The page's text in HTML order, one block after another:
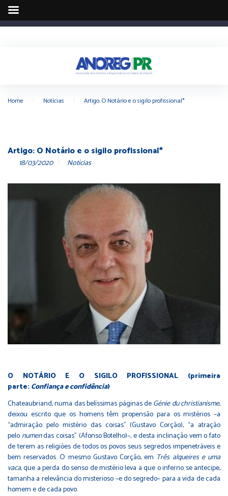
Home Notícias Artigo: O Notário e o sigilo profissional*
Artigo: O Notário e o sigilo profissional*
18/03/2020 Notícias
O NOTÁRIO E O SIGILO PROFISSIONAL (primeira
parte:Confiança e confidência)
Chateaubriand, numa das belíssimas páginas deGénie du christianisme,
deixou escrito que os homens têm propensão para os mistérios –a
“admiração pelo mistério das coisas” (Gustavo Corção), “a atração
pelo numendas coisas” (Afonso Botelho)–, e desta inclinação vem o fato
de terem as religiões de todos os povos seus segredos impenetráveis e
bem reservados. O mesmo Gustavo Corção, em Três alqueires e uma
vaca, que a perda do senso de mistério leva a que o inferno se antecipe,
tamanha a relevância do misterioso –e do segredo– para a vida de cada
homem e de cada povo.